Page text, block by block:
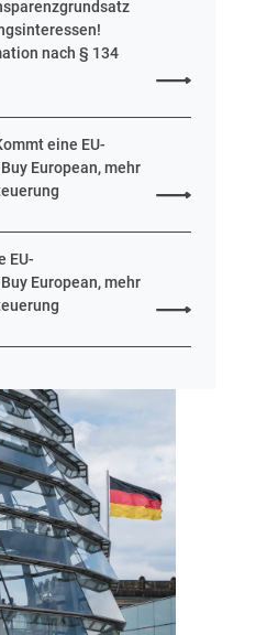
H
nach § 134
eine EU-
European, mehr
EU-
European, mehr